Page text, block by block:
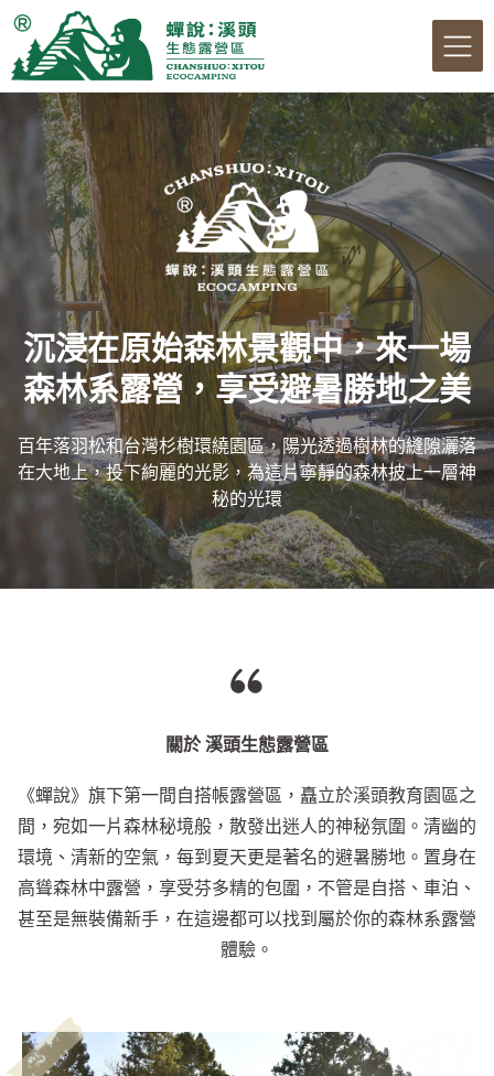
沉浸在原始森林景觀中，來一場
森林系露營，享受避暑勝地之美
百年落羽松和台灣杉樹環繞園區，陽光透過樹林的縫隙灑落
在大地上，投下絢麗的光影，為這片寧靜的森林披上一層神
秘的光環
關於 溪頭生態露營區
《蟬說》旗下第一間自搭帳露營區，矗立於溪頭教育園區之
間，宛如一片森林秘境般，散發出迷人的神秘氛圍。清幽的
環境、清新的空氣，每到夏天更是著名的避暑勝地。置身在
高聳森林中露營，享受芬多精的包圍，不管是自搭、車泊、
甚至是無裝備新手，在這邊都可以找到屬於你的森林系露營
體驗。